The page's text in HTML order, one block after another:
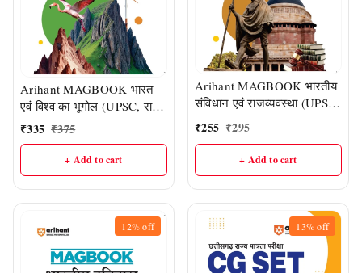
Arihant MAGBOOK भारत
एवं विश्व का भूगोल (UPSC, राज्य
PSC एवं अन्य प्रतियोगी परीक्षाओं
के लिए अत्यंत उपयोगी)
₹335 ₹375
+ Add to cart
Arihant MAGBOOK भारतीय
संविधान एवं राजव्यवस्था (UPSC,
परीक्षाओं के लिए अत्यंत उपयोगी)
₹255 ₹295
+ Add to cart
12%off 13%off